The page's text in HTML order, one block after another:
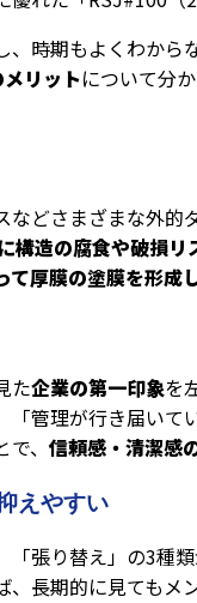
、時期もよくわか
リットについて分
どさまざまな外的
構造の腐食や破損リ
て厚膜の塗膜を形成
た企業の第一印象を
管理が行き届い
、 信頼感・清潔感
えやすい
張り替え」の3種
長期的に見てもメ